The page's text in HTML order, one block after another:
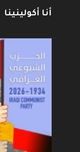
أنا أكولينينا